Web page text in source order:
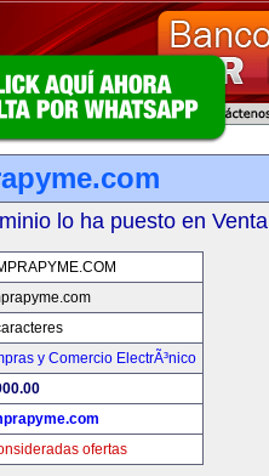
lo ha puesto en Venta
y Comercio ElectrÃ³nico
ofertas